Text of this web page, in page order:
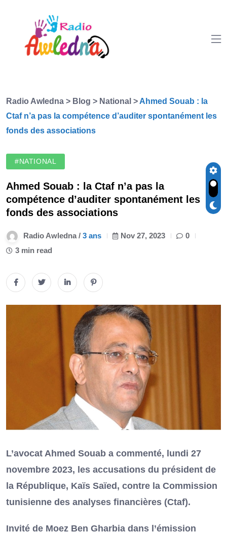
Radio Awledna > Blog > National > Ahmed Souab : la
Ctaf n’a pas la compétence d’auditer spontanément les
fonds des associations
#NATIONAL
Ahmed Souab : la Ctaf n’a pas la
compétence d’auditer spontanément les
fonds des associations
Radio Awledna / 3 ans Nov 27, 2023
0
3 min read
L’avocat Ahmed Souab a commenté, lundi 27
novembre 2023, les accusations du président de
la République, Kaïs Saïed, contre la Commission
tunisienne des analyses financières (Ctaf).
Invité de Moez Ben Gharbia dans l’émission